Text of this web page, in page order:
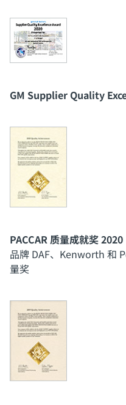
GM Supplier Quality
PACCAR 质量成就奖 2020
品牌 DAF、Kenworth 和
量奖